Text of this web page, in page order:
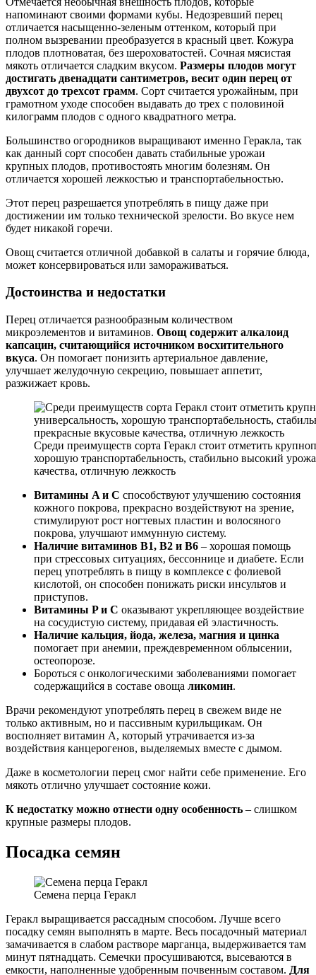
напоминают своими формами кубы. Недозревший перец
отличается насыщенно-зеленым оттенком, который при
полном вызревании преобразуется в красный цвет. Кожура
плодов плотноватая, без шероховатостей. Сочная мясистая
мякоть отличается сладким вкусом. Размеры плодов могут
достигать двенадцати сантиметров, весит один перец от
двухсот до трехсот грамм. Сорт считается урожайным, при
грамотном уходе способен выдавать до трех с половиной
килограмм плодов с одного квадратного метра.
Большинство огородников выращивают именно Геракла, так
как данный сорт способен давать стабильные урожаи
крупных плодов, противостоять многим болезням. Он
отличается хорошей лежкостью и транспортабельностью.
Этот перец разрешается употреблять в пищу даже при
достижении им только технической зрелости. Во вкусе нем
будет никакой горечи.
Овощ считается отличной добавкой в салаты и горячие блюда,
может консервироваться или замораживаться.
Достоинства и недостатки
Перец отличается разнообразным количеством
микроэлементов и витаминов. Овощ содержит алкалоид
капсацин, считающийся источником восхитительного
вкуса. Он помогает понизить артериальное давление,
улучшает желудочную секрецию, повышает аппетит,
разжижает кровь.
Среди преимуществ сорта Геракл стоит отметить
хорошую транспортабельность, стабильно высокий
качества, отличную лежкость
Витамины A и C способствуют улучшению состояния
кожного покрова, прекрасно воздействуют на зрение,
стимулируют рост ногтевых пластин и волосяного
покрова, улучшают иммунную систему.
Наличие витаминов B1, B2 и B6 – хорошая помощь
при стрессовых ситуациях, бессоннице и диабете. Если
перец употреблять в пищу в комплексе с фолиевой
кислотой, он способен понижать риски инсультов и
приступов.
Витамины P и C оказывают укрепляющее воздействие
на сосудистую систему, придавая ей эластичность.
Наличие кальция, йода, железа, магния и цинка
помогает при анемии, преждевременном облысении,
остеопорозе.
Бороться с онкологическими заболеваниями помогает
содержащийся в составе овоща ликомин.
Врачи рекомендуют употреблять перец в свежем виде не
только активным, но и пассивным курильщикам. Он
восполняет витамин A, который утрачивается из-за
воздействия канцерогенов, выделяемых вместе с дымом.
Даже в косметологии перец смог найти себе применение. Его
мякоть отлично улучшает состояние кожи.
К недостатку можно отнести одну особенность – слишком
крупные размеры плодов.
Посадка семян
Семена перца Геракл
Геракл выращивается рассадным способом. Лучше всего
посадку семян выполнять в марте. Весь посадочный материал
замачивается в слабом растворе марганца, выдерживается там
минут пятнадцать. Семечки просушиваются, высеваются в
емкости, наполненные удобренным почвенным составом. Для